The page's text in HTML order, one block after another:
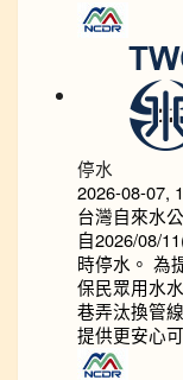
停水
2026-08-07,
台灣自來水
自2026/08/
時停水。 為
保民眾用水
巷弄汰換管
提供更安心